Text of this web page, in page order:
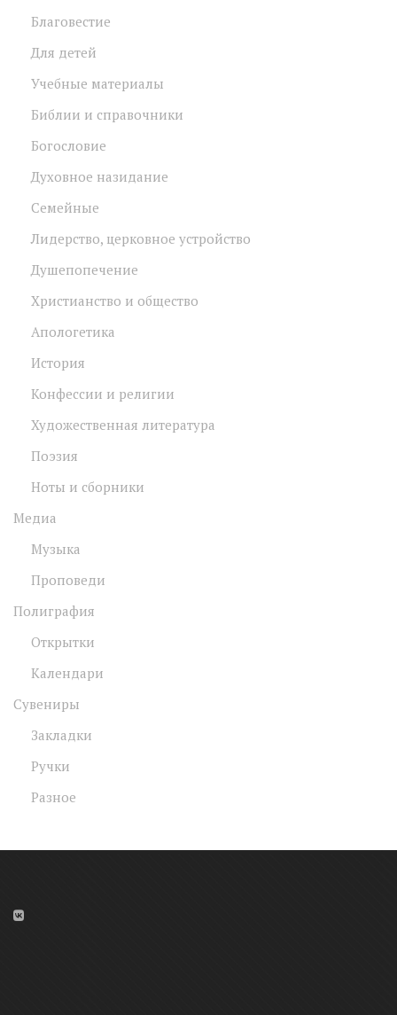
Благовестие
Для детей
Учебные материалы
Библии и справочники
Богословие
Духовное назидание
Семейные
Лидерство, церковное устройство
Душепопечение
Христианство и общество
Апологетика
История
Конфессии и религии
Художественная литература
Поэзия
Ноты и сборники
Медиа
Музыка
Проповеди
Полиграфия
Открытки
Календари
Сувениры
Закладки
Ручки
Разное